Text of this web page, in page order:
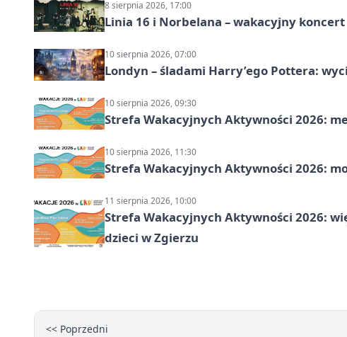
8 sierpnia 2026, 17:00
Linia 16 i Norbelana – wakacyjny koncert
10 sierpnia 2026, 07:00
Londyn – śladami Harry’ego Pottera:
10 sierpnia 2026, 09:30
Strefa Wakacyjnych Aktywności 2026:
10 sierpnia 2026, 11:30
Strefa Wakacyjnych Aktywności 2026:
11 sierpnia 2026, 10:00
Strefa Wakacyjnych Aktywności 2026:
dzieci w Zgierzu
<< Poprzedni